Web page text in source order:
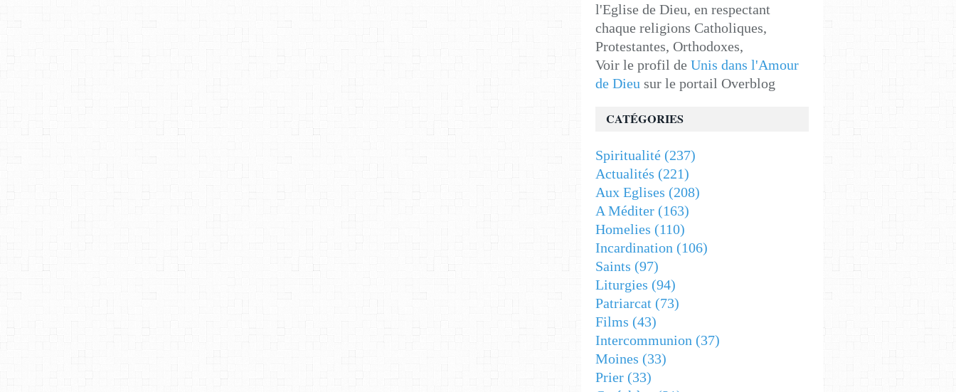
l'Eglise de Dieu, en respectant
chaque religions Catholiques,
Protestantes, Orthodoxes,
Voir le profil de Unis dans l'Amour
de Dieu sur le portail Overblog
CATÉGORIES
Spiritualité (237)
Actualités (221)
Aux Eglises (208)
A Méditer (163)
Homelies (110)
Incardination (106)
Saints (97)
Liturgies (94)
Patriarcat (73)
Films (43)
Intercommunion (37)
Moines (33)
Prier (33)